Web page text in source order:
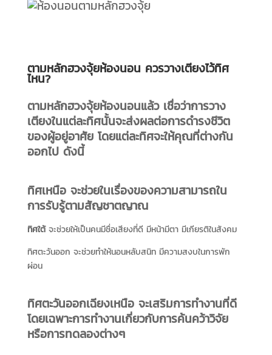
ตามหลักฮวงจุ้ยห้องนอน ควรวางเตียงไว้ทิศ
ไหน?
ตามหลักฮวงจุ้ยห้องนอนแล้ว เชื่อว่าการวาง
เตียงในแต่ละทิศนั้นจะส่งผลต่อการดำรงชีวิต
ของผู้อยู่อาศัย โดยแต่ละทิศจะให้คุณที่ต่างกัน
ออกไป ดังนี้
ทิศเหนือจะช่วยในเรื่องของความสามารถใน
การรับรู้ตามสัญชาตญาณ
ทิศใต้จะช่วยให้เป็นคนมีชื่อเสียงที่ดี มีหน้ามีตา มีเกียรติในสังคม
ทิศตะวันออก จะช่วยทำให้นอนหลับสนิท มีความสงบในการพัก
ผ่อน
ทิศตะวันออกเฉียงเหนือ จะเสริมการทำงานที่ดี
โดยเฉพาะการทำงานเกี่ยวกับการค้นคว้าวิจัย
หรือการทดลองต่างๆ